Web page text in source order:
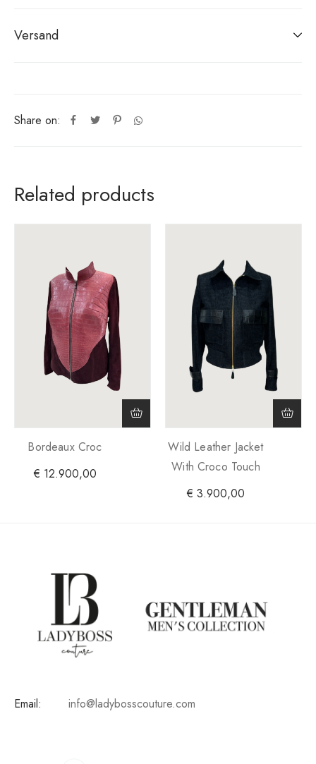
Share on:
Versand
Related products
Bordeaux Croc
€ 12.900,00
Wild Leather Jacket
With Croco Touch
€ 3.900,00
Email: info@ladybosscouture.com